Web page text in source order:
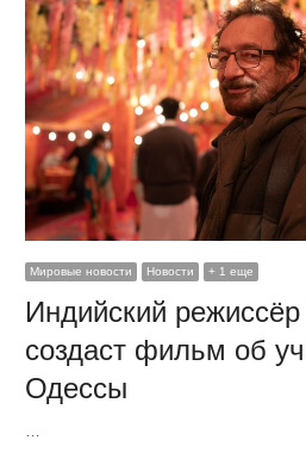
Мировые новости Новости + 1 еще
Индийский
создаст фильм об
Одессы
…